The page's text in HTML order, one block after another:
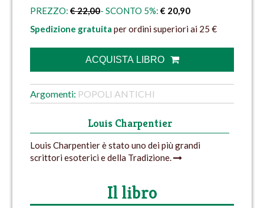
PREZZO: € 22,00- SCONTO 5%: € 20,90
Spedizione gratuita per ordini superiori ai 25 €
ACQUISTA LIBRO
Argomenti: POPOLI ANTICHI
Louis Charpentier
Louis Charpentier è stato uno dei più grandi
scrittori esoterici e della Tradizione.
Il libro